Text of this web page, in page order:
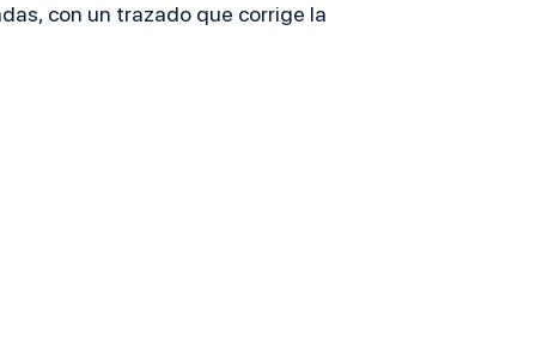
con un trazado que corrige la